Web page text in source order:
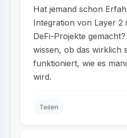
Hat jemand schon
Integration von Layer 2
DeFi-Projekte
wissen, ob das wirklich
funktioniert, wie es
wird.
Teilen